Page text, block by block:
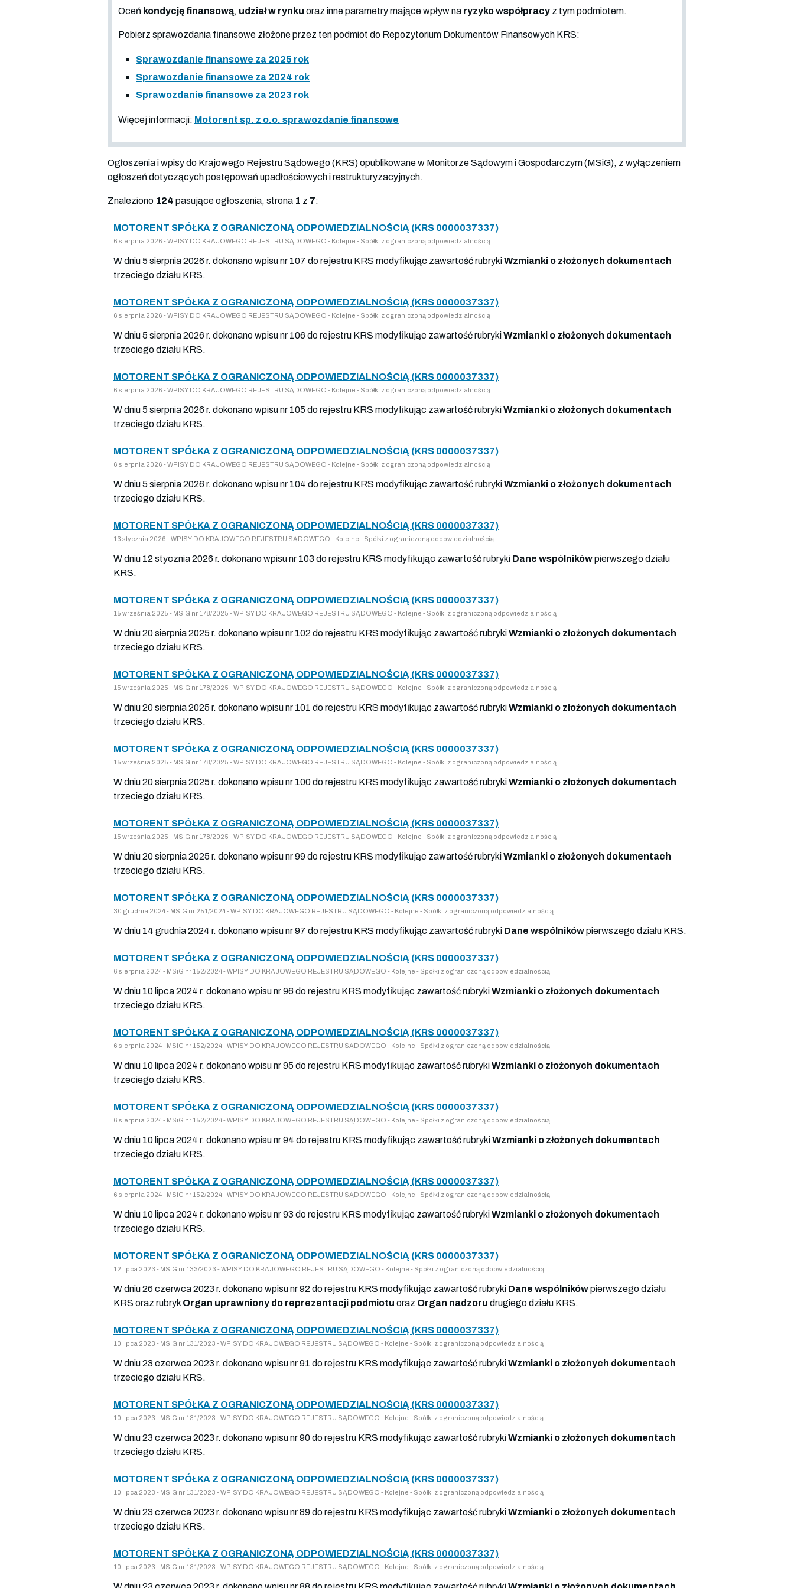
Oceń kondycję finansową, udział w rynku oraz inne parametry mające wpływ na ryzyko współpracy z tym podmiotem.
Pobierz sprawozdania finansowe złożone przez ten podmiot do Repozytorium Dokumentów Finansowych KRS:
Sprawozdanie finansowe za 2025 rok
Sprawozdanie finansowe za 2024 rok
Sprawozdanie finansowe za 2023 rok
Więcej informacji: Motorent sp. z o.o. sprawozdanie finansowe
Ogłoszenia i wpisy do Krajowego Rejestru Sądowego (KRS) opublikowane w Monitorze Sądowym i Gospodarczym (MSiG), z wyłączeniem
ogłoszeń dotyczących postępowań upadłościowych i restrukturyzacyjnych.
Znaleziono 124 pasujące ogłoszenia, strona 1 z 7:
MOTORENT SPÓŁKA Z OGRANICZONĄ ODPOWIEDZIALNOŚCIĄ (KRS 0000037337)
6 sierpnia 2026 - WPISY DO KRAJOWEGO REJESTRU SĄDOWEGO - Kolejne - Spółki z ograniczoną odpowiedzialnością
W dniu 5 sierpnia 2026 r. dokonano wpisu nr 107 do rejestru KRS modyfikując zawartość rubrykiWzmianki o złożonych dokumentach
trzeciego działu KRS.
MOTORENT SPÓŁKA Z OGRANICZONĄ ODPOWIEDZIALNOŚCIĄ (KRS 0000037337)
6 sierpnia 2026 - WPISY DO KRAJOWEGO REJESTRU SĄDOWEGO - Kolejne - Spółki z ograniczoną odpowiedzialnością
W dniu 5 sierpnia 2026 r. dokonano wpisu nr 106 do rejestru KRS modyfikując zawartość rubrykiWzmianki o złożonych dokumentach
trzeciego działu KRS.
MOTORENT SPÓŁKA Z OGRANICZONĄ ODPOWIEDZIALNOŚCIĄ (KRS 0000037337)
6 sierpnia 2026 - WPISY DO KRAJOWEGO REJESTRU SĄDOWEGO - Kolejne - Spółki z ograniczoną odpowiedzialnością
W dniu 5 sierpnia 2026 r. dokonano wpisu nr 105 do rejestru KRS modyfikując zawartość rubrykiWzmianki o złożonych dokumentach
trzeciego działu KRS.
MOTORENT SPÓŁKA Z OGRANICZONĄ ODPOWIEDZIALNOŚCIĄ (KRS 0000037337)
6 sierpnia 2026 - WPISY DO KRAJOWEGO REJESTRU SĄDOWEGO - Kolejne - Spółki z ograniczoną odpowiedzialnością
W dniu 5 sierpnia 2026 r. dokonano wpisu nr 104 do rejestru KRS modyfikując zawartość rubrykiWzmianki o złożonych dokumentach
trzeciego działu KRS.
MOTORENT SPÓŁKA Z OGRANICZONĄ ODPOWIEDZIALNOŚCIĄ (KRS 0000037337)
13 stycznia 2026 - WPISY DO KRAJOWEGO REJESTRU SĄDOWEGO - Kolejne - Spółki z ograniczoną odpowiedzialnością
W dniu 12 stycznia 2026 r. dokonano wpisu nr 103 do rejestru KRS modyfikując zawartość rubryki Dane wspólnikówpierwszego działu
KRS.
MOTORENT SPÓŁKA Z OGRANICZONĄ ODPOWIEDZIALNOŚCIĄ (KRS 0000037337)
15 września 2025 - MSiG nr 178/2025 - WPISY DO KRAJOWEGO REJESTRU SĄDOWEGO - Kolejne - Spółki z ograniczoną odpowiedzialnością
W dniu 20 sierpnia 2025 r. dokonano wpisu nr 102 do rejestru KRS modyfikując zawartość rubrykiWzmianki o złożonych dokumentach
trzeciego działu KRS.
MOTORENT SPÓŁKA Z OGRANICZONĄ ODPOWIEDZIALNOŚCIĄ (KRS 0000037337)
15 września 2025 - MSiG nr 178/2025 - WPISY DO KRAJOWEGO REJESTRU SĄDOWEGO - Kolejne - Spółki z ograniczoną odpowiedzialnością
W dniu 20 sierpnia 2025 r. dokonano wpisu nr 101 do rejestru KRS modyfikując zawartość rubrykiWzmianki o złożonych dokumentach
trzeciego działu KRS.
MOTORENT SPÓŁKA Z OGRANICZONĄ ODPOWIEDZIALNOŚCIĄ (KRS 0000037337)
15 września 2025 - MSiG nr 178/2025 - WPISY DO KRAJOWEGO REJESTRU SĄDOWEGO - Kolejne - Spółki z ograniczoną odpowiedzialnością
W dniu 20 sierpnia 2025 r. dokonano wpisu nr 100 do rejestru KRS modyfikując zawartość rubrykiWzmianki o złożonych dokumentach
trzeciego działu KRS.
MOTORENT SPÓŁKA Z OGRANICZONĄ ODPOWIEDZIALNOŚCIĄ (KRS 0000037337)
15 września 2025 - MSiG nr 178/2025 - WPISY DO KRAJOWEGO REJESTRU SĄDOWEGO - Kolejne - Spółki z ograniczoną odpowiedzialnością
W dniu 20 sierpnia 2025 r. dokonano wpisu nr 99 do rejestru KRS modyfikując zawartość rubrykiWzmianki o złożonych dokumentach
trzeciego działu KRS.
MOTORENT SPÓŁKA Z OGRANICZONĄ ODPOWIEDZIALNOŚCIĄ (KRS 0000037337)
30 grudnia 2024 - MSiG nr 251/2024 - WPISY DO KRAJOWEGO REJESTRU SĄDOWEGO - Kolejne - Spółki z ograniczoną odpowiedzialnością
W dniu 14 grudnia 2024 r. dokonano wpisu nr 97 do rejestru KRS modyfikując zawartość rubryki Dane wspólnikówpierwszego działu KRS.
MOTORENT SPÓŁKA Z OGRANICZONĄ ODPOWIEDZIALNOŚCIĄ (KRS 0000037337)
6 sierpnia 2024 - MSiG nr 152/2024 - WPISY DO KRAJOWEGO REJESTRU SĄDOWEGO - Kolejne - Spółki z ograniczoną odpowiedzialnością
W dniu 10 lipca 2024 r. dokonano wpisu nr 96 do rejestru KRS modyfikując zawartość rubrykiWzmianki o złożonych dokumentach
trzeciego działu KRS.
MOTORENT SPÓŁKA Z OGRANICZONĄ ODPOWIEDZIALNOŚCIĄ (KRS 0000037337)
6 sierpnia 2024 - MSiG nr 152/2024 - WPISY DO KRAJOWEGO REJESTRU SĄDOWEGO - Kolejne - Spółki z ograniczoną odpowiedzialnością
W dniu 10 lipca 2024 r. dokonano wpisu nr 95 do rejestru KRS modyfikując zawartość rubrykiWzmianki o złożonych dokumentach
trzeciego działu KRS.
MOTORENT SPÓŁKA Z OGRANICZONĄ ODPOWIEDZIALNOŚCIĄ (KRS 0000037337)
6 sierpnia 2024 - MSiG nr 152/2024 - WPISY DO KRAJOWEGO REJESTRU SĄDOWEGO - Kolejne - Spółki z ograniczoną odpowiedzialnością
W dniu 10 lipca 2024 r. dokonano wpisu nr 94 do rejestru KRS modyfikując zawartość rubrykiWzmianki o złożonych dokumentach
trzeciego działu KRS.
MOTORENT SPÓŁKA Z OGRANICZONĄ ODPOWIEDZIALNOŚCIĄ (KRS 0000037337)
6 sierpnia 2024 - MSiG nr 152/2024 - WPISY DO KRAJOWEGO REJESTRU SĄDOWEGO - Kolejne - Spółki z ograniczoną odpowiedzialnością
W dniu 10 lipca 2024 r. dokonano wpisu nr 93 do rejestru KRS modyfikując zawartość rubrykiWzmianki o złożonych dokumentach
trzeciego działu KRS.
MOTORENT SPÓŁKA Z OGRANICZONĄ ODPOWIEDZIALNOŚCIĄ (KRS 0000037337)
12 lipca 2023 - MSiG nr 133/2023 - WPISY DO KRAJOWEGO REJESTRU SĄDOWEGO - Kolejne - Spółki z ograniczoną odpowiedzialnością
W dniu 26 czerwca 2023 r. dokonano wpisu nr 92 do rejestru KRS modyfikując zawartość rubryki Dane wspólnikówpierwszego działu
KRS oraz rubryk Organ uprawniony do reprezentacji podmiotu oraz Organ nadzoru drugiego działu KRS.
MOTORENT SPÓŁKA Z OGRANICZONĄ ODPOWIEDZIALNOŚCIĄ (KRS 0000037337)
10 lipca 2023 - MSiG nr 131/2023 - WPISY DO KRAJOWEGO REJESTRU SĄDOWEGO - Kolejne - Spółki z ograniczoną odpowiedzialnością
W dniu 23 czerwca 2023 r. dokonano wpisu nr 91 do rejestru KRS modyfikując zawartość rubrykiWzmianki o złożonych dokumentach
trzeciego działu KRS.
MOTORENT SPÓŁKA Z OGRANICZONĄ ODPOWIEDZIALNOŚCIĄ (KRS 0000037337)
10 lipca 2023 - MSiG nr 131/2023 - WPISY DO KRAJOWEGO REJESTRU SĄDOWEGO - Kolejne - Spółki z ograniczoną odpowiedzialnością
W dniu 23 czerwca 2023 r. dokonano wpisu nr 90 do rejestru KRS modyfikując zawartość rubrykiWzmianki o złożonych dokumentach
trzeciego działu KRS.
MOTORENT SPÓŁKA Z OGRANICZONĄ ODPOWIEDZIALNOŚCIĄ (KRS 0000037337)
10 lipca 2023 - MSiG nr 131/2023 - WPISY DO KRAJOWEGO REJESTRU SĄDOWEGO - Kolejne - Spółki z ograniczoną odpowiedzialnością
W dniu 23 czerwca 2023 r. dokonano wpisu nr 89 do rejestru KRS modyfikując zawartość rubrykiWzmianki o złożonych dokumentach
trzeciego działu KRS.
MOTORENT SPÓŁKA Z OGRANICZONĄ ODPOWIEDZIALNOŚCIĄ (KRS 0000037337)
10 lipca 2023 - MSiG nr 131/2023 - WPISY DO KRAJOWEGO REJESTRU SĄDOWEGO - Kolejne - Spółki z ograniczoną odpowiedzialnością